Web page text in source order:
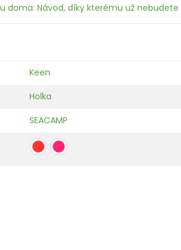
doma: Návod, díky kterému už
Keen
Holka
SEACAMP